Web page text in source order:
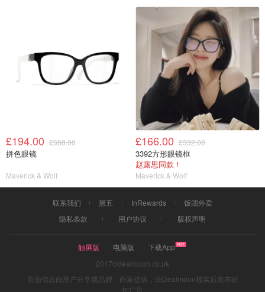
£194.00 £388.00
拼色眼镜
Maverick & Wolf
£166.00 £332.00
3392方形眼镜框
赵露思同款！
Maverick & Wolf
联系我们 黑五 InRewards
饭团外卖
隐私条款
用户协议 版权声明
触屏版 电脑版
下载App
2017©dealmoon.co.uk
页面信息由用户分享或品牌、商家提供，由Dealmoon核实后发布折
扣广告